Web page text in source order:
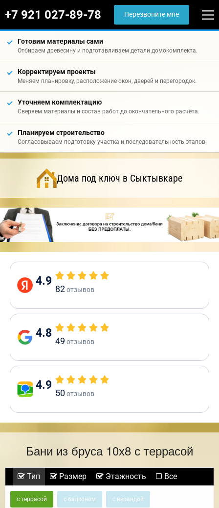
+7 921 027-89-78 Перезвоните мне
Готовим материалы сами
Отбираем древесину и подготавливаем детали домокомплекта.
Корректируем проекты
Меняем планировку, расположение окон, дверей и перегородок.
Уточняем комплектацию
Сверяем материалы и состав работ до окончательного расчёта.
Планируем строительство
Согласовываем подготовку участка и последовательность этапов.
Дома под ключ в Сыктывкаре
4.9
82отзывов
4.8
49 отзывов
4.9
50отзывов
Бани из бруса 10х8 с террасой
Тип Размер Этажность Все
с террасой с балконом с верандой